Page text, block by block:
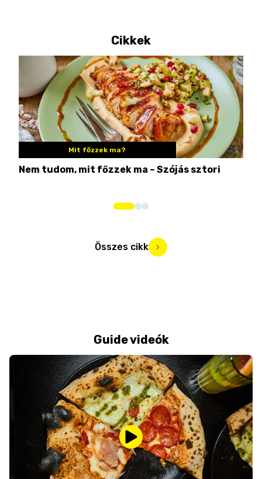
Cikkek
Mit főzzek ma?
Nem tudom, mit főzzek ma – Szójás sztori
Összes cikk
Guide videók